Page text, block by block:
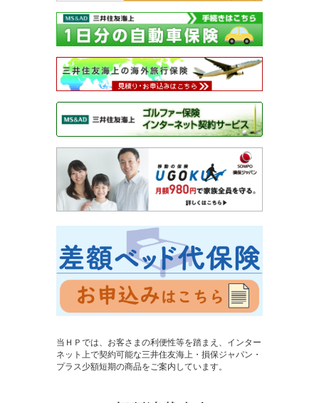
当ＨＰでは、お客さまの利便性等を踏まえ、インター
ネット上で契約可能な三井住友海上・損保ジャパン・
プラス少額短期の商品をご案内しています。